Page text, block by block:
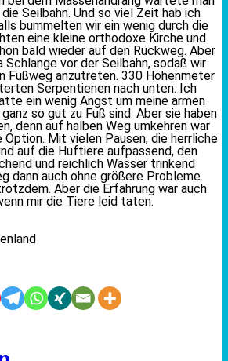
Seilbahn. Und so viel Zeit hab ich
bummelten wir ein wenig durch die
eine kleine orthodoxe Kirche und
bald wieder auf den Rückweg. Aber
Schlange vor der Seilbahn, sodaß wir
Fußweg anzutreten. 330 Höhenmeter
Serpentienen nach unten. Ich
ein wenig Angst um meine armen
so gut zu Fuß sind. Aber sie haben
denn auf halben Weg umkehren war
Option. Mit vielen Pausen, die herrliche
auf die Huftiere aufpassend, den
und reichlich Wasser trinkend
dann auch ohne größere Probleme.
Aber die Erfahrung war auch
mir die Tiere leid taten.